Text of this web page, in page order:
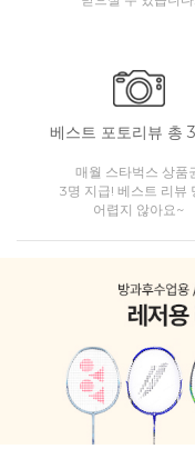
베스트 포토리뷰 총
매월 스타벅스 상품
3명 지급! 베스트 리뷰
어렵지 않아요~